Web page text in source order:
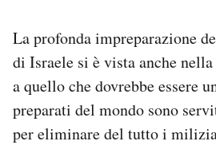
La profonda impreparazione
di Israele si è vista anche
a quello che dovrebbe essere
preparati del mondo sono
per eliminare del tutto i